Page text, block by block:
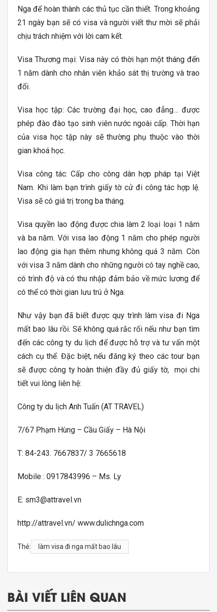
Nga để hoàn thành các thủ tục cần thiết. Trong khoảng
21 ngày bạn sẽ có visa và người viết thư mời sẽ phải
chịu trách nhiệm với lời cam kết.
Visa Thương mại: Visa này có thời hạn một tháng đến
1 năm dành cho nhân viên khảo sát thị trường và trao
đổi.
Visa học tập: Các trường đại học, cao đẳng… được
phép đào đào tạo sinh viên nước ngoài cấp. Thời hạn
của visa học tập này sẽ thường phụ thuộc vào thời
gian khoá học.
Visa công tác: Cấp cho công dân hợp pháp tại Việt
Nam. Khi làm bạn trình giấy tờ cử đi công tác hợp lệ.
Visa sẽ có giá trị trong ba tháng.
Visa quyền lao động được chia làm 2 loại loại 1 năm
và ba năm. Với visa lao động 1 năm cho phép người
lao động gia hạn thêm nhưng không quá 3 năm. Còn
với visa 3 năm dành cho những người có tay nghề cao,
có trình độ và có thu nhập đảm bảo về mức lương để
có thể có thời gian lưu trú ở Nga.
Như vậy bạn đã biết được quy trình làm visa đi Nga
mất bao lâu rồi. Sẽ không quá rắc rối nếu như bạn tìm
đến các công ty du lịch để được hỗ trợ và tư vấn một
cách cụ thể. Đặc biệt, nếu đăng ký theo các tour bạn
sẽ được công ty hoàn thiện đầy đủ giấy tờ, mọi chi
tiết vui lòng liên hệ:
Công ty du lịch Anh Tuấn (AT TRAVEL)
7/67 Phạm Hùng – Cầu Giấy – Hà Nội
T: 84-243. 7667837/ 3 7665618
Mobile : 0917843996 – Ms. Ly
E: sm3@attravel.vn
http://attravel.vn/ www.dulichnga.com
Thẻ: làm visa đi nga mất bao lâu
BÀI VIẾT LIÊN QUAN